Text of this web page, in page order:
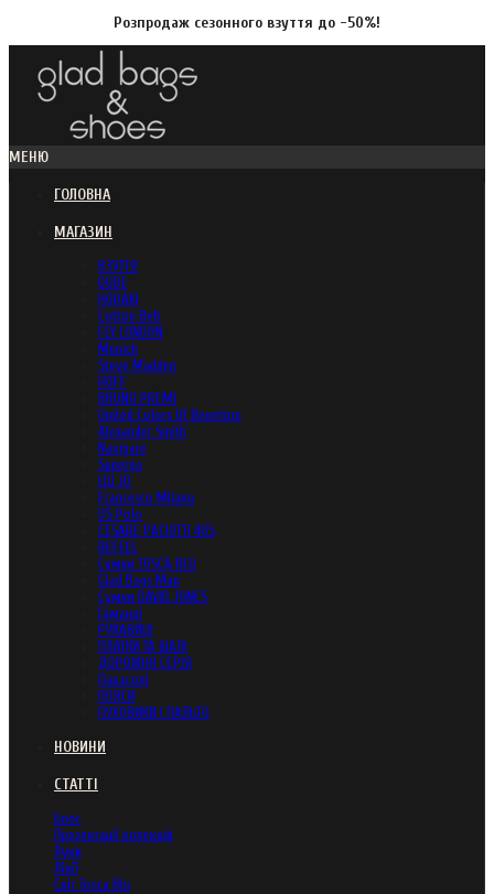
Розпродаж сезонного взуття до -50%!
МЕНЮ
ГОЛОВНА
МАГАЗИН
ВЗУТТЯ
DUDE
HODAKI
Cotton Belt
FLY LONDON
Munich
Steve Madden
HOFF
BRUNO PREMI
United Colors Of Benetton
Alexander Smith
Navigare
Superga
LIU JO
Francesco Milano
US Polo
CESARE PACIOTTI 4US
REFEEL
Сумки TOSCA BLU
Glad Bags Man
Сумки DAVID JONES
Гаманці
РУКАВИЦІ
ПЛАТКИ ТА ШАЛІ
ДОРОЖНЯ СЕРІЯ
Парасолі
ПОЯСИ
ПУХОВИКИ І ПАЛЬТО
НОВИНИ
СТАТТІ
Блог
Презентації колекцій
Луки
Лінії
Світ Tosca Blu